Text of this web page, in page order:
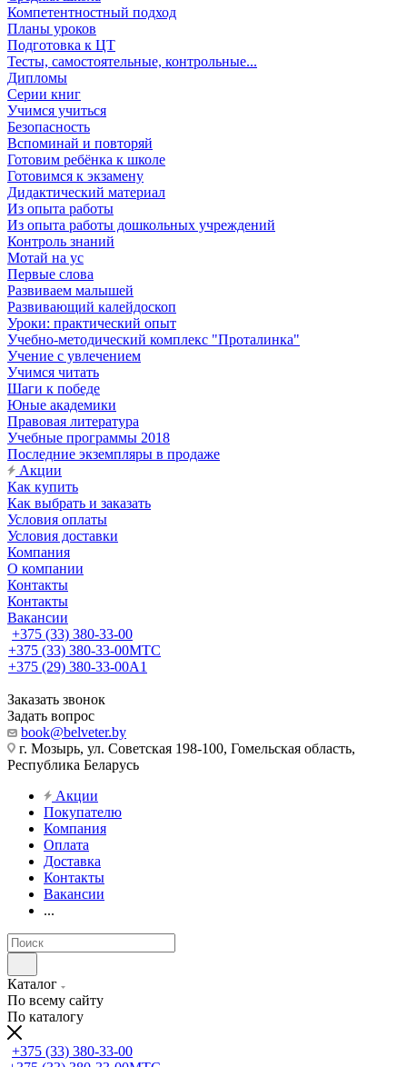
Компетентностный подход
Планы уроков
Подготовка к ЦТ
Тесты, самостоятельные, контрольные...
Дипломы
Серии книг
Учимся учиться
Безопасность
Вспоминай и повторяй
Готовим ребёнка к школе
Готовимся к экзамену
Дидактический материал
Из опыта работы
Из опыта работы дошкольных учреждений
Контроль знаний
Мотай на ус
Первые слова
Развиваем малышей
Развивающий калейдоскоп
Уроки: практический опыт
Учебно-методический комплекс "Проталинка"
Учение с увлечением
Учимся читать
Шаги к победе
Юные академики
Правовая литература
Учебные программы 2018
Последние экземпляры в продаже
Акции
Как купить
Как выбрать и заказать
Условия оплаты
Условия доставки
Компания
О компании
Контакты
Контакты
Вакансии
+375 (33) 380-33-00
+375 (33) 380-33-00МТС
+375 (29) 380-33-00А1
Заказать звонок
Задать вопрос
book@belveter.by
г. Мозырь, ул. Советская 198-100, Гомельская область,
Республика Беларусь
Акции
Покупателю
Компания
Оплата
Доставка
Контакты
Вакансии
...
Каталог
По всему сайту
По каталогу
+375 (33) 380-33-00